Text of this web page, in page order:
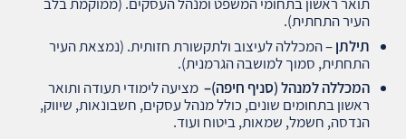
העיר התחתית).
תילתן– המכללה לעיצוב ולתקשורת חזותית. (נמצאת העיר
התחתית, סמוך למושבה הגרמנית).
המכללה למנהל (סניף חיפה)– מציעה לימודי תעודה ותואר
ראשון בתחומים שונים, כולל מנהל עסקים, חשבונאות, שיווק,
הנדסה, חשמל, שמאות, ביטוח ועוד.